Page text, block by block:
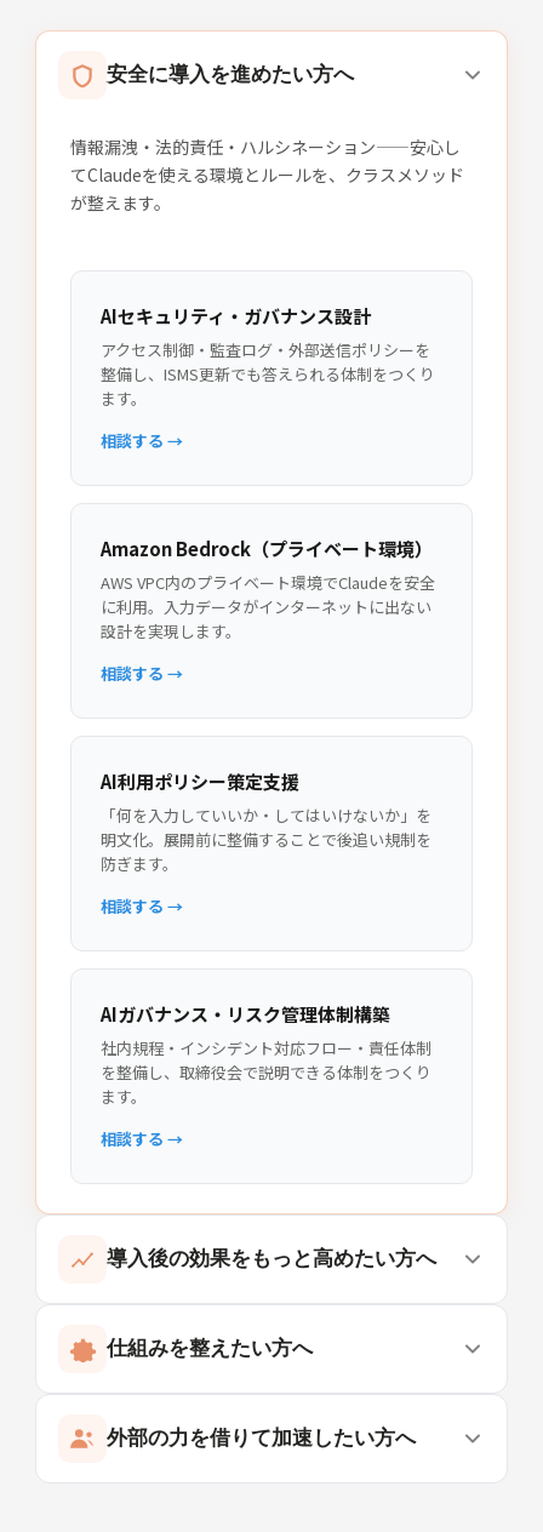
安全に導入を進めたい方へ
情報漏洩・法的責任・ハルシネーション——安心し
てClaudeを使える環境とルールを、クラスメソッド
が整えます。
AIセキュリティ・ガバナンス設計
アクセス制御・監査ログ・外部送信ポリシーを
整備し、ISMS更新でも答えられる体制をつくり
ます。
相談する →
Amazon Bedrock（プライベート環境）
AWS VPC内のプライベート環境でClaudeを安全
に利用。入力データがインターネットに出ない
設計を実現します。
相談する →
AI利用ポリシー策定支援
「何を入力していいか・してはいけないか」を
明文化。展開前に整備することで後追い規制を
防ぎます。
相談する →
AIガバナンス・リスク管理体制構築
社内規程・インシデント対応フロー・責任体制
を整備し、取締役会で説明できる体制をつくり
ます。
相談する →
導入後の効果をもっと高めたい方へ
活用率の向上・効果の可視化・コスト最適化を一緒
に設計します。
仕組みを整えたい方へ
調達・ポリシー・社内ガバナンスの整備を、クラス
メソッドが代行。安心して全社展開を進められま
す。
外部の力を借りて加速したい方へ